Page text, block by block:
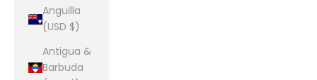
Anguilla
(USD $)
Antigua &
Barbuda